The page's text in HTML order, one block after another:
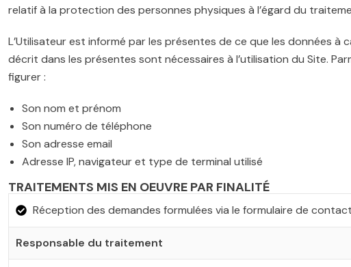
relatif à la protection des personnes physiques à l’égard du
L’Utilisateur est informé par les présentes de ce que les données
décrit dans les présentes sont nécessaires à l’utilisation du Site.
figurer :
Son nom et prénom
Son numéro de téléphone
Son adresse email
Adresse IP, navigateur et type de terminal utilisé
TRAITEMENTS MIS EN OEUVRE PAR FINALITÉ
Réception des demandes formulées via le formulaire de
Responsable du traitement